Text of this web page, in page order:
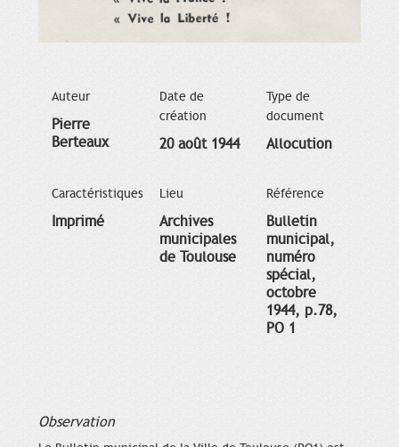
Auteur
Pierre
Berteaux
Date de
création
20 août 1944
Type de
document
Allocution
Caractéristiques
Imprimé
Lieu
Archives
municipales
de Toulouse
Référence
Bulletin
municipal,
numéro
spécial,
octobre
1944, p.78,
PO 1
Observation